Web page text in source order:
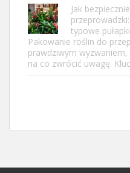
Jak
typowe pułapki
Pakowanie roślin do
prawdziwym
na co zwrócić uwagę.